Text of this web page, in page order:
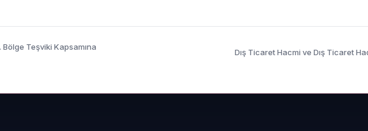
Teşviki Kapsamına
Dış Ticaret Hacmi ve Dış Ticaret